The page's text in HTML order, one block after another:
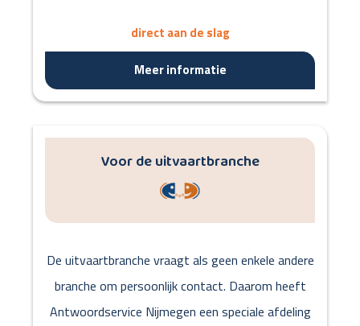
direct aan de slag
Meer informatie
Voor de uitvaartbranche
De uitvaartbranche vraagt als geen enkele andere
branche om persoonlijk contact. Daarom heeft
Antwoordservice Nijmegen een speciale afdeling